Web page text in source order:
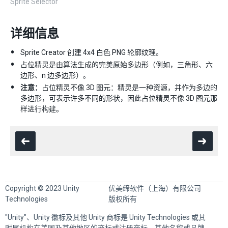
详细信息
Sprite Creator 创建 4x4 白色 PNG 轮廓纹理。
占位精灵是由算法生成的完美原始多边形（例如，三角形、六
边形、n 边多边形）。
注意：
占位精灵不像 3D 图元：精灵是一种资源，并作为多边的
多边形，可表示许多不同的形状，因此占位精灵不像 3D 图元那
样进行构建。
Copyright © 2023 Unity
Technologies
优美缔软件（上海）有限公司
版权所有
"Unity"、Unity 徽标及其他 Unity 商标是 Unity Technologies 或其